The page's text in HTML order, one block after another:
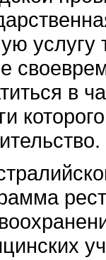
услугу
в